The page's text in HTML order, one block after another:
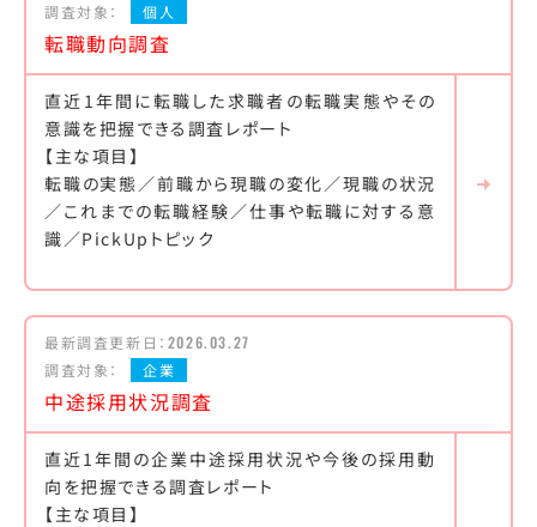
調査対象：
個人
転職動向調査
直近1年間に転職した求職者の転職実態やその
意識を把握できる調査レポート
【主な項目】
転職の実態／前職から現職の変化／現職の状況
／これまでの転職経験／仕事や転職に対する意
識／PickUpトピック
最新調査更新日： 2026.03.27
調査対象：
企業
中途採用状況調査
直近1年間の企業中途採用状況や今後の採用動
向を把握できる調査レポート
【主な項目】